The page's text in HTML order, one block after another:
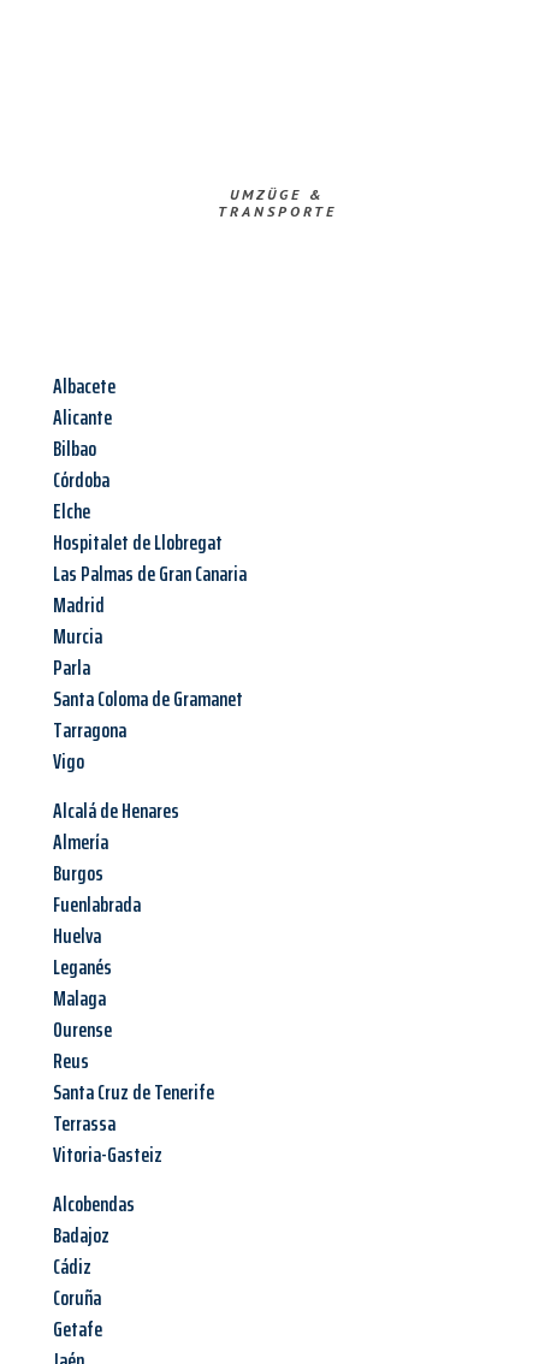
UMZÜGE &
TRANSPORTE
Albacete
Alicante
Bilbao
Córdoba
Elche
Hospitalet de Llobregat
Las Palmas de Gran Canaria
Madrid
Murcia
Parla
Santa Coloma de Gramanet
Tarragona
Vigo
Alcalá de Henares
Almería
Burgos
Fuenlabrada
Huelva
Leganés
Malaga
Ourense
Reus
Santa Cruz de Tenerife
Terrassa
Vitoria-Gasteiz
Alcobendas
Badajoz
Cádiz
Coruña
Getafe